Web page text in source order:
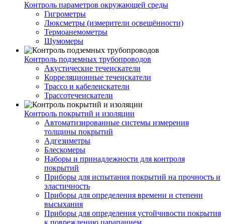
Контроль параметров окружающей среды
Гигрометры
Люксметры (измерители освещённости)
Термоанемометры
Шумомеры
Контроль подземных трубопроводов
Акустические течеискатели
Корреляционные течеискатели
Трассо и кабелеискатели
Трассотечеискатели
Контроль покрытий и изоляции
Автоматизированные системы измерения
толщины покрытий
Адгезиметры
Блескомеры
Наборы и принадлежности для контроля
покрытий
Приборы для испытания покрытий на прочность и
эластичность
Приборы для определения времени и степени
высыхания
Приборы для определения устойчивости покрытия
к повреждению царапанием